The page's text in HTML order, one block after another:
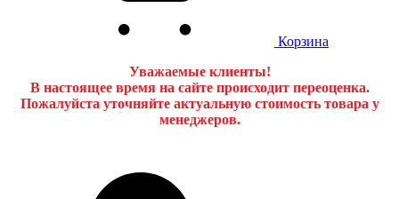
Корзина
Уважаемые клиенты!
В настоящее время на сайте происходит переоценка.
Пожалуйста уточняйте актуальную стоимость товара у
менеджеров.